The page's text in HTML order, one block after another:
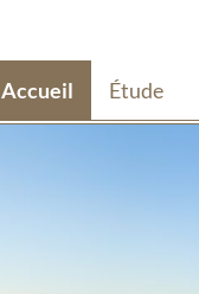
Accueil Étude